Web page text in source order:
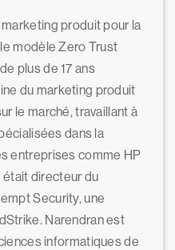
produit pour la
modèle Zero Trust
plus de 17 ans
du marketing produit
le marché, travaillant à
dans la
entreprises comme HP
était directeur du
Security, une
Narendran est
informatiques de